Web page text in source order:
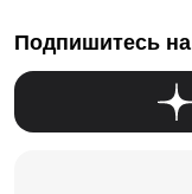
Подпишитесь